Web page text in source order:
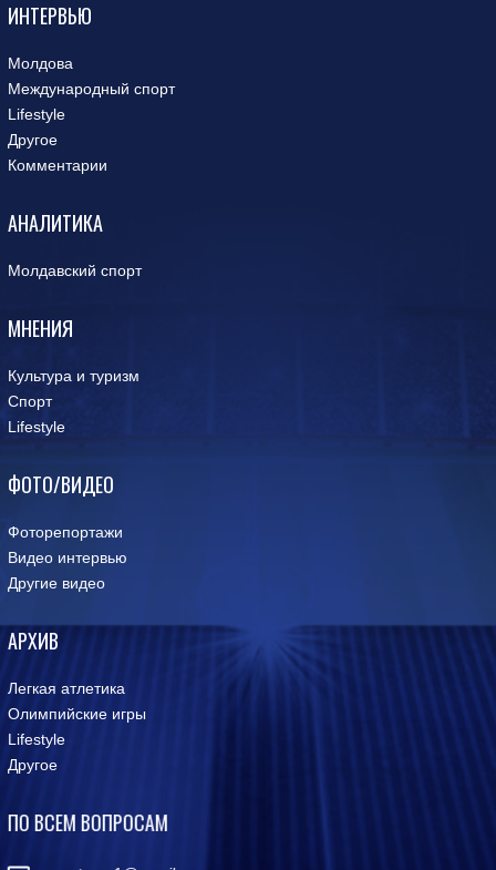
ИНТЕРВЬЮ
Молдова
Международный спорт
Lifestyle
Другое
Комментарии
АНАЛИТИКА
Молдавский спорт
МНЕНИЯ
Культура и туризм
Спорт
Lifestyle
ФОТО/ВИДЕО
Фоторепортажи
Видео интервью
Другие видео
АРХИВ
Легкая атлетика
Олимпийские игры
Lifestyle
Другое
ПО ВСЕМ ВОПРОСАМ